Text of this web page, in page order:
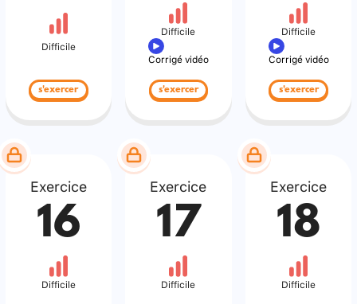
Difficile
s'exercer
Difficile
Corrigé vidéo
s'exercer
Difficile
Corrigé vidéo
s'exercer
Exercice
16
Difficile
Exercice
17
Difficile
Exercice
18
Difficile